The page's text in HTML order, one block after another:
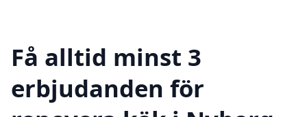
Få alltid minst 3
erbjudanden för